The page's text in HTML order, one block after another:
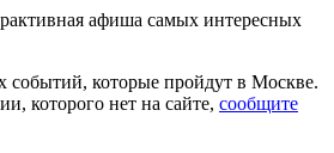
афиша самых интересных
событий, которые пройдут в Москве.
которого нет на сайте, сообщите